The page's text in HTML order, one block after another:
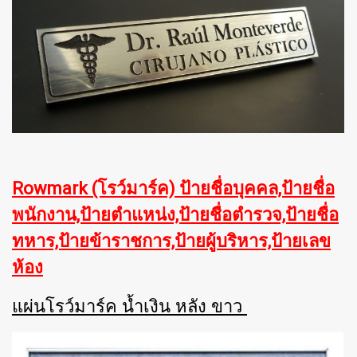
Rowmark (โรว์มาร์ค) ป้ายชื่อบุคคล,ป้ายชื่อ
พนักงาน,ป้ายตำแหน่ง,ป้ายชื่อตำรวจ,ป้ายชื่อ
ทหาร,ป้ายข้าราชการ,ป้ายผู้บริหาร,ป้ายเลข
ห้อง
แผ่นโรว์มาร์ค น้ำเงิน หลัง ขาว